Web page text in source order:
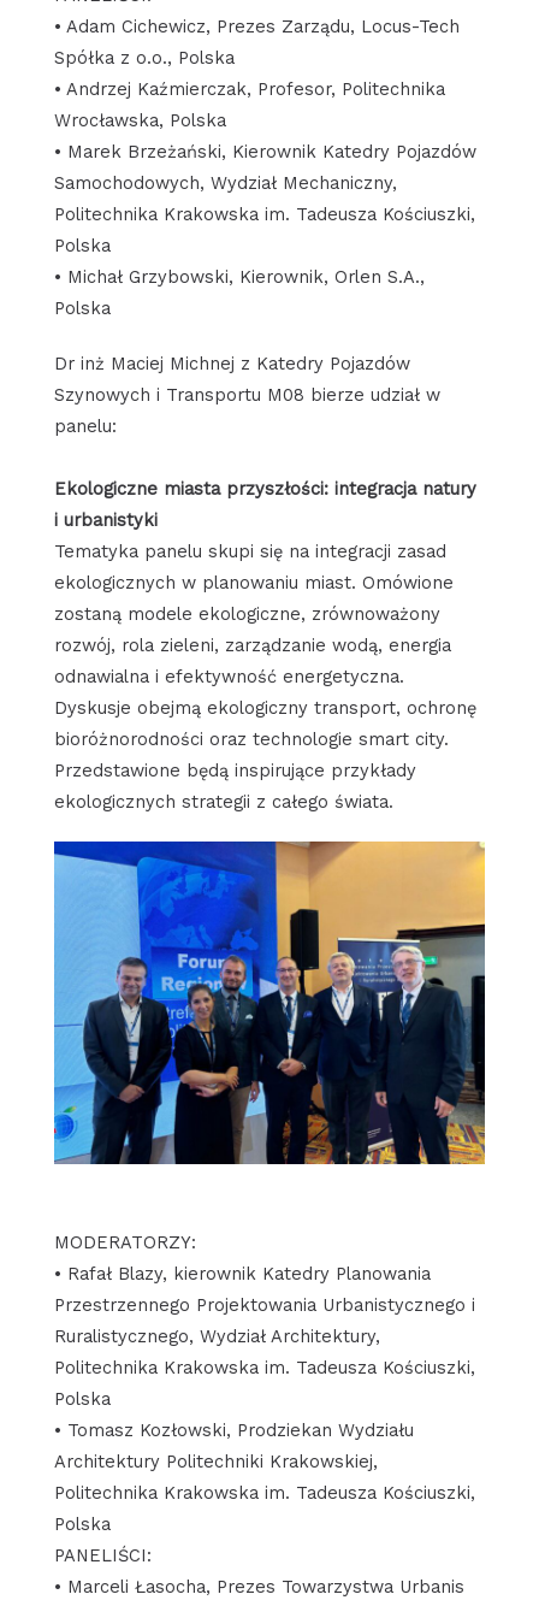
• Adam Cichewicz, Prezes Zarządu, Locus-Tech
Spółka z o.o., Polska
• Andrzej Kaźmierczak, Profesor, Politechnika
Wrocławska, Polska
• Marek Brzeżański, Kierownik Katedry Pojazdów
Samochodowych, Wydział Mechaniczny,
Politechnika Krakowska im. Tadeusza Kościuszki,
Polska
• Michał Grzybowski, Kierownik, Orlen S.A.,
Polska
Dr inż Maciej Michnej z Katedry Pojazdów
Szynowych i Transportu M08 bierze udział w
panelu:
Ekologiczne miasta przyszłości: integracja natury
i urbanistyki
Tematyka panelu skupi się na integracji zasad
ekologicznych w planowaniu miast. Omówione
zostaną modele ekologiczne, zrównoważony
rozwój, rola zieleni, zarządzanie wodą, energia
odnawialna i efektywność energetyczna.
Dyskusje obejmą ekologiczny transport, ochronę
bioróżnorodności oraz technologie smart city.
Przedstawione będą inspirujące przykłady
ekologicznych strategii z całego świata.
MODERATORZY:
• Rafał Blazy, kierownik Katedry Planowania
Przestrzennego Projektowania Urbanistycznego i
Ruralistycznego, Wydział Architektury,
Politechnika Krakowska im. Tadeusza Kościuszki,
Polska
• Tomasz Kozłowski, Prodziekan Wydziału
Architektury Politechniki Krakowskiej,
Politechnika Krakowska im. Tadeusza Kościuszki,
Polska
PANELIŚCI:
• Marceli Łasocha, Prezes Towarzystwa Urbanis